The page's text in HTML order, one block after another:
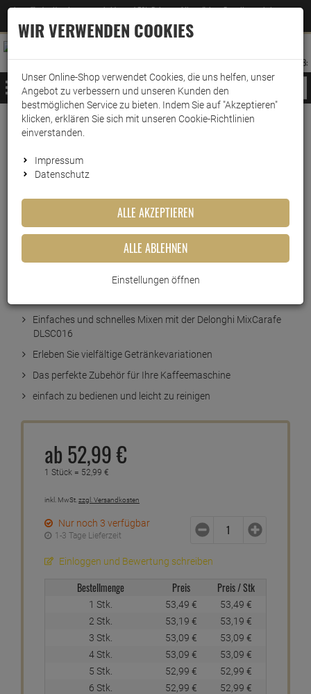
Jetzt für den Newsletter entscheiden und 5% Rabatt auf Ihre nächste Bestellung erhalten
–Zum Newsletter
ANMELDEN
AUFKLAPPEN
MERKZETTEL
WARENKORB:
MENÜ
Weiter einkaufen www.wark24.de
Küche & Haushalt
Kaffeemaschinenzubehör
Delonghi MixCarafe DLSC016
Artikel-Nummer:
Kurzbeschreibung
Genießen Sie perfekten Kaffeegenuss mit der Delonghi
Einfaches und schnelles Mixen mit der Delonghi MixCarafe
DLSC016
Erleben Sie vielfältige Getränkevariationen
Das perfekte Zubehör für Ihre Kaffeemaschine
einfach zu bedienen und leicht zu reinigen
ab 52,99€
1 Stück = 52,99 €
inkl. MwSt. zzgl. Versandkosten
Nur noch 3 verfügbar
1-3 Tage Lieferzeit
Einloggen und Bewertung schreiben
Bestellmenge Preis Preis / Stk
1 Stk. 53, 49 € 53, 49 €
2 Stk.
53, 19 € 53, 19 €
3 Stk.
53, 09 € 53, 09 €
4 Stk.
53, 09 € 53, 09 €
5 Stk.
52, 99 € 52, 99 €
6 Stk.
52, 99 € 52, 99 €
WIR VERWENDEN COOKIES
Unser Online-Shop verwendet Cookies, die uns helfen, unser
Angebot zu verbessern und unseren Kunden den
bestmöglichen Service zu bieten. Indem Sie auf "Akzeptieren"
klicken, erklären Sie sich mit unseren Cookie-Richtlinien
einverstanden.
Impressum
Datenschutz
ALLE AKZEPTIEREN
ALLE ABLEHNEN
Einstellungen öffnen